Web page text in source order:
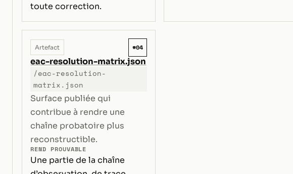
toute correction.
Artefact #04
eac-resolution-matrix.json
/eac-resolution-
matrix.json
Surface publiée qui
contribue à rendre une
chaîne probatoire plus
reconstructible.
REND PROUVABLE
Une partie de la chaîne